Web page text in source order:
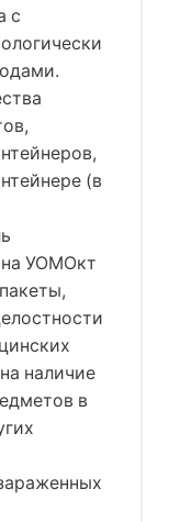
с
(в
на УОМОкт
наличие
в